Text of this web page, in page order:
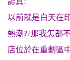
以前就是白天在
熱潮??那我怎都
店位於在重劃區